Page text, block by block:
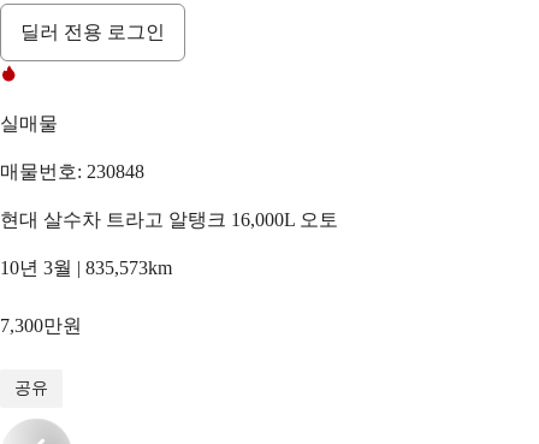
딜러 전용 로그인
실매물
매물번호: 230848
현대 살수차 트라고 알탱크 16,000L 오토
10년 3월 | 835,573km
7,300만원
공유
/13